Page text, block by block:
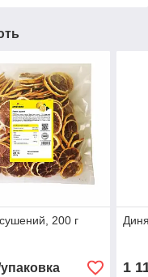
200 г
1